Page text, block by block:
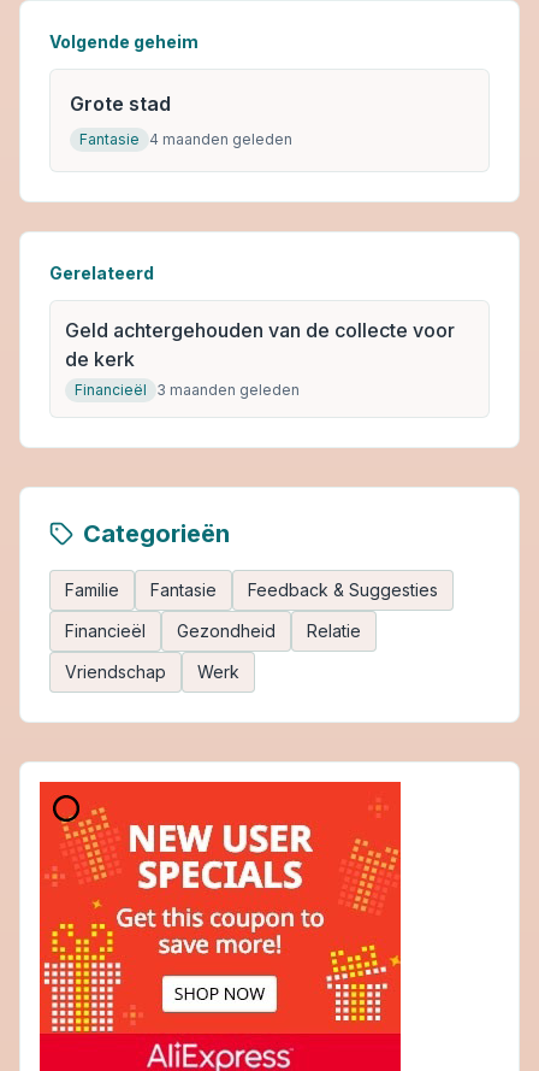
Volgende geheim
Grote stad
Fantasie 4 maanden geleden
Gerelateerd
Geld achtergehouden van de collecte voor
de kerk
Financieël 3 maanden geleden
Categorieën
Familie Fantasie
Feedback & Suggesties
Financieël
Gezondheid
Relatie
Vriendschap
Werk